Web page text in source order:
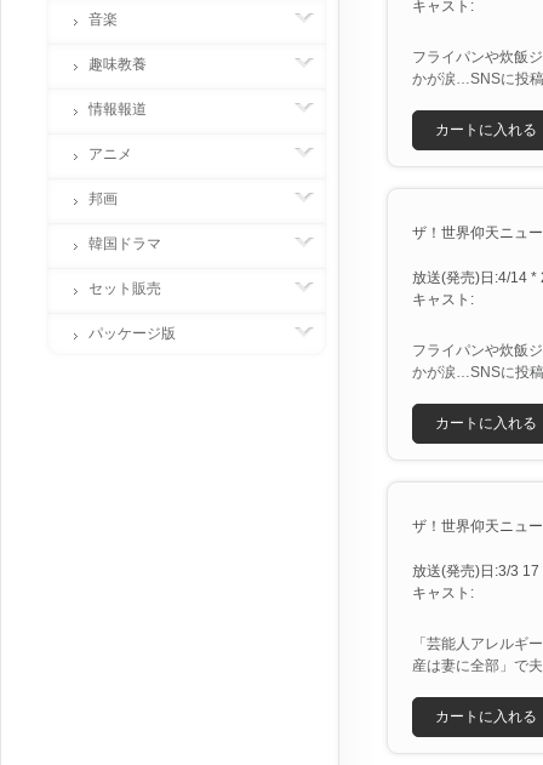
キャスト:
フライパンや炊飯
かが涙…SNSに投
カートに入れる
ザ！世界仰天ニュ
放送(発売)日:4/14 *
キャスト:
フライパンや炊飯
かが涙…SNSに投
カートに入れる
ザ！世界仰天ニュ
放送(発売)日:3/3
キャスト:
「芸能人アレルギ
産は妻に全部」で
カートに入れる
音楽
趣味教養
情報報道
アニメ
邦画
韓国ドラマ
セット販売
パッケージ版